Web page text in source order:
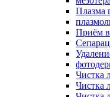
Плазма
Приём
Чистка
Чистка